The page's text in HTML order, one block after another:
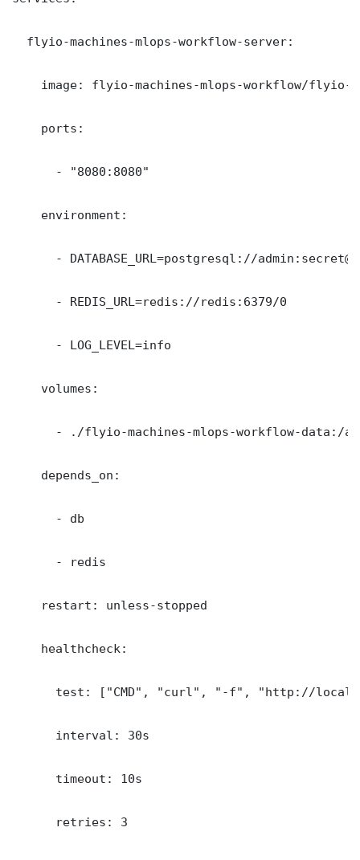
  flyio-machines-mlops-workflow-server:
image: flyio-machines-mlops-workflow/flyio-
    ports:
      - "8080:8080"
    environment:
- DATABASE_URL=postgresql://
      - REDIS_URL=redis://redis:6379/0
      - LOG_LEVEL=info
    volumes:
- ./flyio-machines-mlops-workflow-data:/
    depends_on:
      - db
      - redis
    restart: unless-stopped
    healthcheck:
test: ["CMD", "curl", "-f", "http://
      interval: 30s
      timeout: 10s
      retries: 3